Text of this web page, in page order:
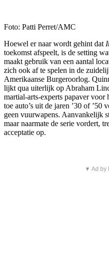
Foto: Patti Perret/AMC
Hoewel er naar wordt gehint dat
toekomst afspeelt, is de setting
maakt gebruik van een aantal
zich ook af te spelen in de
Amerikaanse Burgeroorlog.
lijkt qua uiterlijk op Abraham
martial-arts-experts papaver
toe auto’s uit de jaren ’30 of ’50
geen vuurwapens. Aanvankelijk
maar naarmate de serie vordert,
acceptatie op.
▼ Ad by